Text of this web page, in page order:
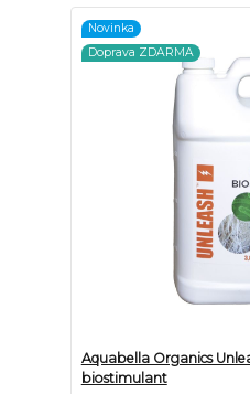
Novinka
Doprava ZDARMA
Aquabella Organics
biostimulant